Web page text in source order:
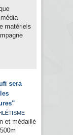
matériels
sera
et médaillé